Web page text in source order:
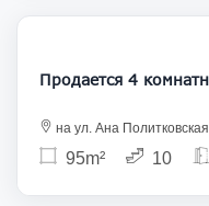
на ул. Ана Политковская
95m² 10